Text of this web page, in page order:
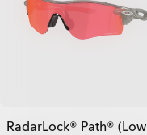
RadarLock® Path® (Low